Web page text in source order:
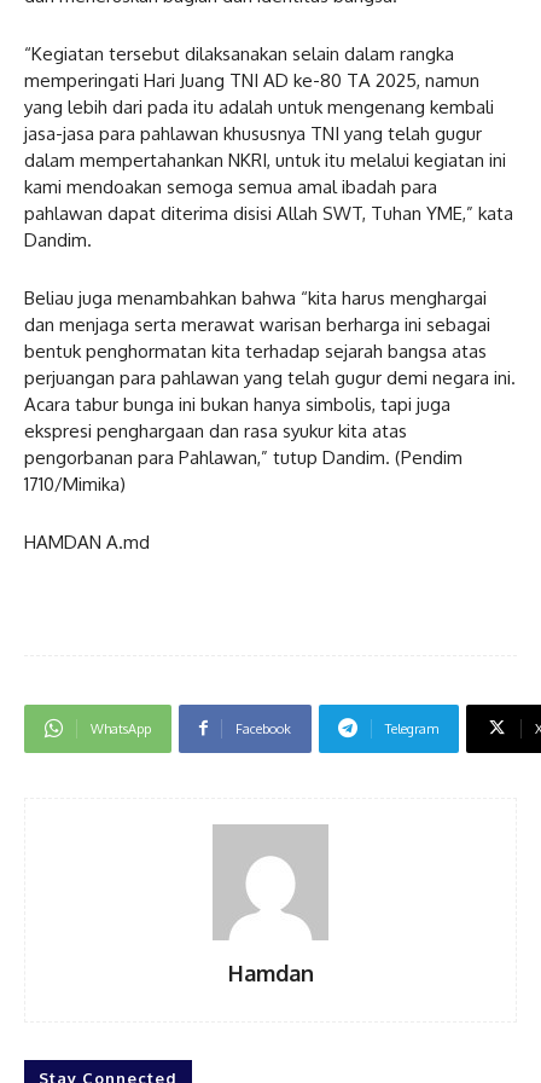
“Kegiatan tersebut dilaksanakan selain dalam rangka
memperingati Hari Juang TNI AD ke-80 TA 2025, namun
yang lebih dari pada itu adalah untuk mengenang kembali
jasa-jasa para pahlawan khususnya TNI yang telah gugur
dalam mempertahankan NKRI, untuk itu melalui kegiatan ini
kami mendoakan semoga semua amal ibadah para
pahlawan dapat diterima disisi Allah SWT, Tuhan YME,” kata
Dandim.
Beliau juga menambahkan bahwa “kita harus menghargai
dan menjaga serta merawat warisan berharga ini sebagai
bentuk penghormatan kita terhadap sejarah bangsa atas
perjuangan para pahlawan yang telah gugur demi negara ini.
Acara tabur bunga ini bukan hanya simbolis, tapi juga
ekspresi penghargaan dan rasa syukur kita atas
pengorbanan para Pahlawan,” tutup Dandim. (Pendim
1710/Mimika)
HAMDAN A.md
WhatsApp Facebook Telegram
Hamdan
Stay Connected